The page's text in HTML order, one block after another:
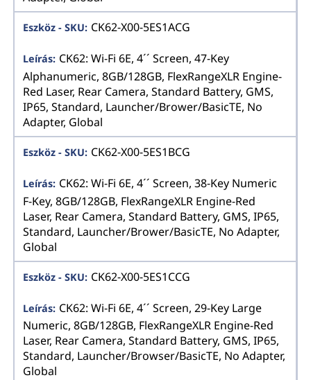
CK62-X00-5ES1ACG
CK62: Wi-Fi 6E, 4´´ Screen, 47-Key
Alphanumeric, 8GB/128GB, FlexRangeXLR Engine-
Red Laser, Rear Camera, Standard Battery, GMS,
IP65, Standard, Launcher/Brower/BasicTE, No
Adapter, Global
CK62-X00-5ES1BCG
CK62: Wi-Fi 6E, 4´´ Screen, 38-Key Numeric
F-Key, 8GB/128GB, FlexRangeXLR Engine-Red
Laser, Rear Camera, Standard Battery, GMS, IP65,
Standard, Launcher/Brower/BasicTE, No Adapter,
Global
CK62-X00-5ES1CCG
CK62: Wi-Fi 6E, 4´´ Screen, 29-Key Large
Numeric, 8GB/128GB, FlexRangeXLR Engine-Red
Laser, Rear Camera, Standard Battery, GMS, IP65,
Standard, Launcher/Browser/BasicTE, No Adapter,
Global